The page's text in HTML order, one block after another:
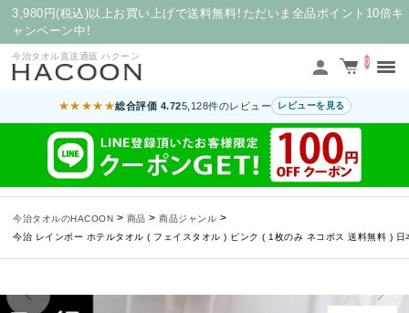
3,980円(税込)以上お買い上げで送料無料！ただいま全品ポイント10倍キ
ャンペーン中！
今治タオル直送通販 ハクーン
0
★★★★★総合評価 4.725,128件のレビュー レビューを見る
今治タオルのHACOON > 商品 > 商品ジャンル >
今治 レインボー ホテルタオル ( フェイスタオル ) ピンク ( 1枚のみ ネコポス 送料無料 )